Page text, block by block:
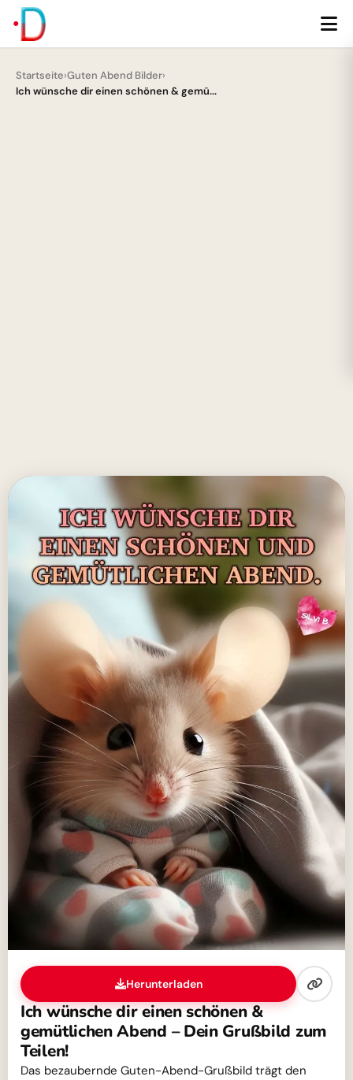
Startseite›Guten Abend Bilder›
Ich wünsche dir einen schönen & gemü...
Herunterladen
Ich wünsche dir einen schönen &
gemütlichen Abend – Dein Grußbild zum
Teilen!
Das bezaubernde Guten-Abend-Grußbild trägt den